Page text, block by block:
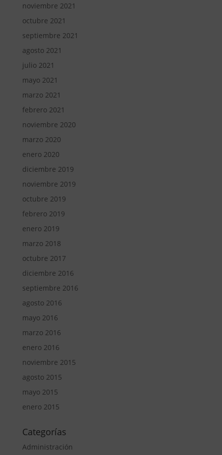
noviembre 2021
octubre 2021
septiembre 2021
agosto 2021
julio 2021
mayo 2021
marzo 2021
febrero 2021
noviembre 2020
marzo 2020
enero 2020
diciembre 2019
noviembre 2019
octubre 2019
febrero 2019
enero 2019
marzo 2018
octubre 2017
diciembre 2016
septiembre 2016
agosto 2016
mayo 2016
marzo 2016
enero 2016
noviembre 2015
agosto 2015
mayo 2015
enero 2015
Categorías
Administración